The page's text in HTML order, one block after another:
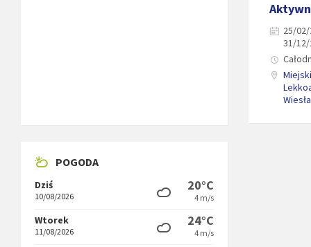
25/
31/
POGODA
Dziś
10/08/2026
20°C
4 m/s
Wtorek
11/08/2026
24°C
4 m/s